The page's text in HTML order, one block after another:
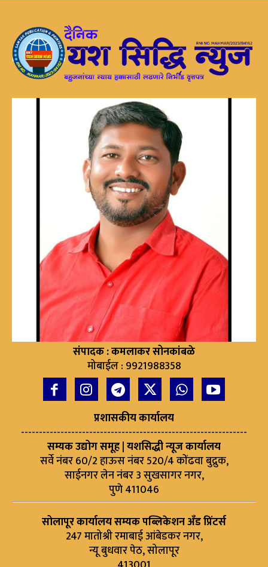
संपादक : कमलाकर सोनकांबळे
मोबाईल : 9921988358
प्रशासकीय कार्यालय
---------------------------------------------------------------
सम्यक उद्योग समूह | यशसिद्धी न्यूज कार्यालय
सर्वे नंबर 60/2 हाऊस नंबर 520/4 कोंढवा बुद्रुक,
साईनगर लेन नंबर 3 सुखसागर नगर,
पुणे 411046
सोलापूर कार्यालय सम्यक पब्लिकेशन अँड प्रिंटर्स
247 मातोश्री रमाबाई आंबेडकर नगर,
न्यू बुधवार पेठ, सोलापूर